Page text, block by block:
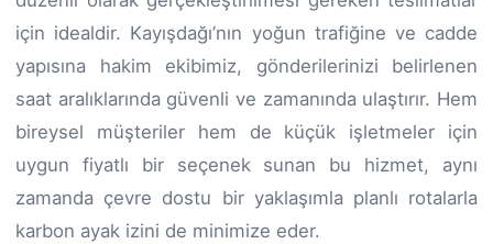
için idealdir. Kayışdağı’nın yoğun trafiğine ve cadde
yapısına hakim ekibimiz, gönderilerinizi belirlenen
saat aralıklarında güvenli ve zamanında ulaştırır. Hem
bireysel müşteriler hem de küçük işletmeler için
uygun fiyatlı bir seçenek sunan bu hizmet, aynı
zamanda çevre dostu bir yaklaşımla planlı rotalarla
karbon ayak izini de minimize eder.